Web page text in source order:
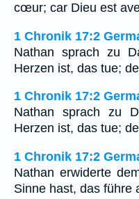
cœur; car Dieu est
1 Chronik 17:2
Nathan sprach zu
Herzen ist, das tue;
1 Chronik 17:2
Nathan sprach zu
Herzen ist, das tue;
1 Chronik 17:2
Nathan erwiderte
Sinne hast, das führe